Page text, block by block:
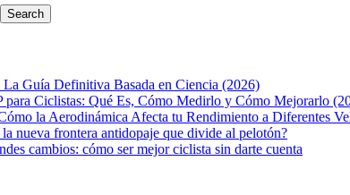
Search
Guía Definitiva Basada en Ciencia (2026)
Ciclistas: Qué Es, Cómo Medirlo y Cómo Mejorarlo
la Aerodinámica Afecta tu Rendimiento a Diferentes
la nueva frontera antidopaje que divide al pelotón?
cambios: cómo ser mejor ciclista sin darte cuenta